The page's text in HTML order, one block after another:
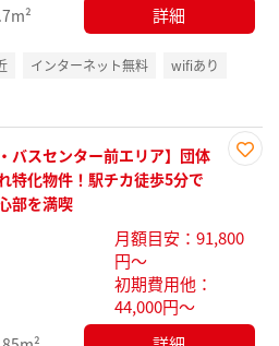
詳細
インターネット無料
wifiあり
録
・バスセンター前エリア】団体
特化物件！駅チカ徒歩5分で
部を満喫
月額目安：91,800
円～
初期費用他：
44,000円～